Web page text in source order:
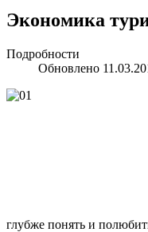
Экономика
Подробности
Обновлено
глубже понять и